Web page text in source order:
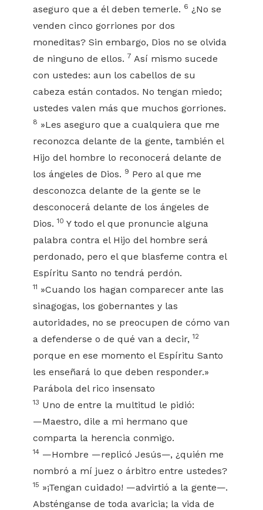
aseguro que a él deben temerle. 6 ¿No se
venden cinco gorriones por dos
moneditas? Sin embargo, Dios no se olvida
de ninguno de ellos. 7 Así mismo sucede
con ustedes: aun los cabellos de su
cabeza están contados. No tengan miedo;
ustedes valen más que muchos gorriones.
8 »Les aseguro que a cualquiera que me
reconozca delante de la gente, también el
Hijo del hombre lo reconocerá delante de
los ángeles de Dios. 9 Pero al que me
desconozca delante de la gente se le
desconocerá delante de los ángeles de
Dios.10 Y todo el que pronuncie alguna
palabra contra el Hijo del hombre será
perdonado, pero el que blasfeme contra el
Espíritu Santo no tendrá perdón.
11 »Cuando los hagan comparecer ante las
sinagogas, los gobernantes y las
autoridades, no se preocupen de cómo van
a defenderse o de qué van a decir,12
porque en ese momento el Espíritu Santo
les enseñará lo que deben responder.»
Parábola del rico insensato
13 Uno de entre la multitud le pidió:
—Maestro, dile a mi hermano que
comparta la herencia conmigo.
14 —Hombre —replicó Jesús—, ¿quién me
nombró a mí juez o árbitro entre ustedes?
15 »¡Tengan cuidado! —advirtió a la gente—.
Absténganse de toda avaricia; la vida de